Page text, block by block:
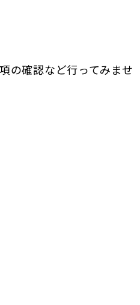
の確認など行ってみませ